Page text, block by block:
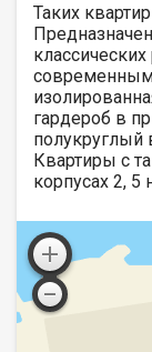
Таких
гардероб в
полукруглый
Квартиры с
корпусах 2, 5